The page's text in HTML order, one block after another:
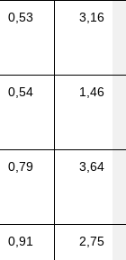
0,53 3,16
0,54 1,46
0,79 3,64
0,91 2,75